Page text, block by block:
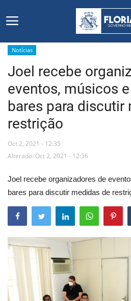
Início
Editais
Floriano
Secretarias e Órgãos
Mural de Licitações
Notícias
Vídeos
Webmail
Contato
Notícias
Joel recebe
eventos, músicos
bares para discutir
restrição
Oct 2, 2021 - 12:35
Alterado: Oct 2, 2021 - 12:36
Joel recebe organizadores de
bares para discutir medidas de